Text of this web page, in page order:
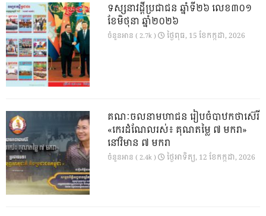
ទស្សនាវដ្ដីប្រជាជន ឆ្នាំទី២៦ លេខ៣០១
ខែមិថុនា ឆ្នាំ២០២៦
ចំនួនអាន ( 2.7k ) ថ្ងៃ​ពុធ, 15 ខែ​កក្កដា, 2026
គណៈចលនាមហាជន រៀបចំបាឋកថាស៊េរី
«កេរដំណែលរស់៖ គុណតម្លៃ ៧ មករា»
នៅវិមាន ៧ មករា
ចំនួនអាន ( 2.4k ) ថ្ងៃ​អាទិត្យ, 12 ខែ​កក្កដា, 2026